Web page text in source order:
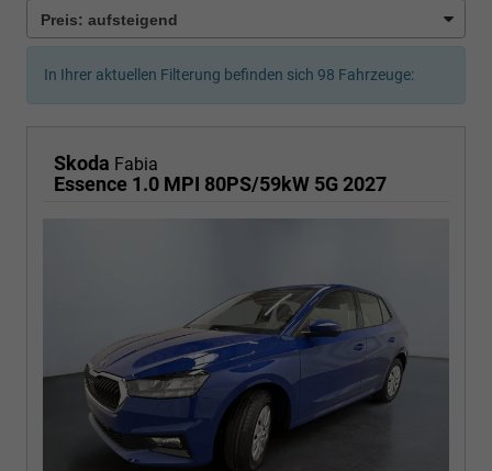
In Ihrer aktuellen Filterung befinden sich 98 Fahrzeuge:
Skoda Fabia
Essence 1.0 MPI 80PS/59kW 5G 2027